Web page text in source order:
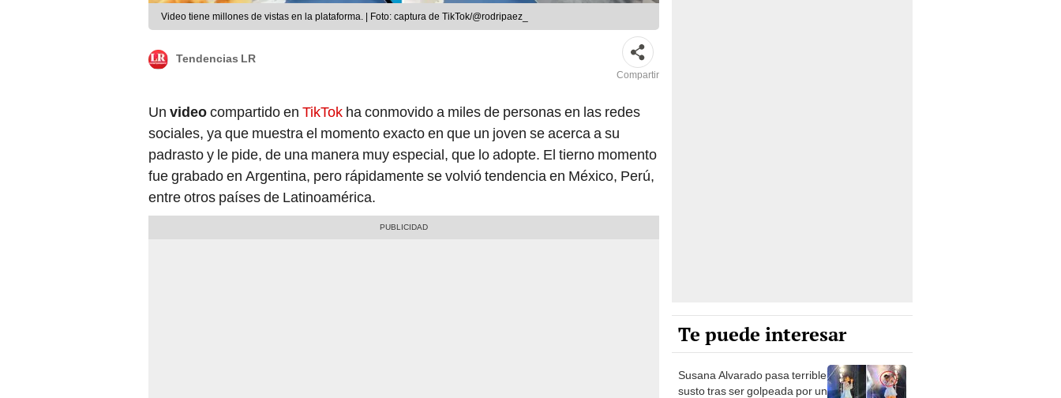
Video tiene millones de vistas en la plataforma. | Foto: captura de TikTok/@rodripaez_
Tendencias LR
Compartir
Un videocompartido en TikTok ha conmovido a miles de personas en las redes
sociales, ya que muestra el momento exacto en que un joven se acerca a su
padrasto y le pide, de una manera muy especial, que lo adopte. El tierno momento
fue grabado en Argentina, pero rápidamente se volvió tendencia en México, Perú,
entre otros países de Latinoamérica.
Te puede interesar
Susana Alvarado pasa terrible
susto tras ser golpeada por un